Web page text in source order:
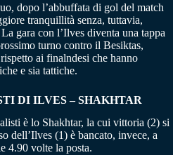
dopo l’abbuffata di gol del match
tranquillità senza, tuttavia,
gara con l’Ilves diventa una tappa
turno contro il Besiktas,
ai finalndesi che hanno
e sia tattiche.
DI ILVES – SHAKHTAR
è lo Shakhtar, la cui vittoria (2) si
dell’Ilves (1) è bancato, invece, a
4.90 volte la posta.